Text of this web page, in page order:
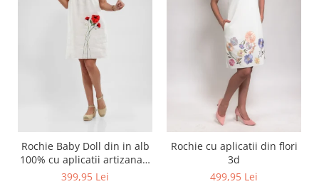
Rochie Baby Doll din in alb
100% cu aplicatii artizanale
maci rosii
399,95 Lei
Rochie cu aplicatii din flori
3d
499,95 Lei